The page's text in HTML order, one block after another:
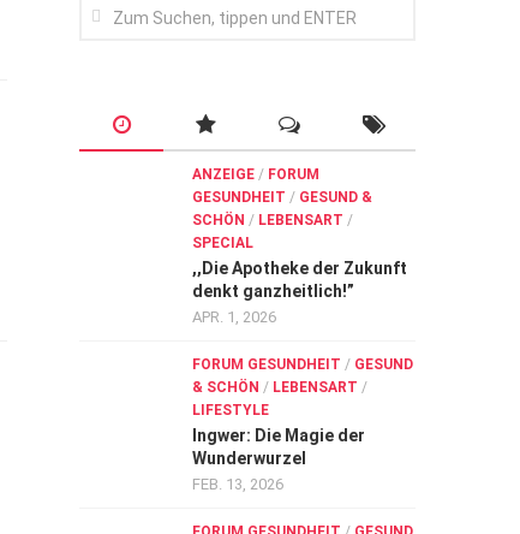
ANZEIGE / FORUM
GESUNDHEIT / GESUND &
SCHÖN / LEBENSART /
SPECIAL
,,Die Apotheke der Zukunft
denkt ganzheitlich!”
APR. 1, 2026
FORUM GESUNDHEIT / GESUND
& SCHÖN / LEBENSART /
LIFESTYLE
Ingwer: Die Magie der
Wunderwurzel
FEB. 13, 2026